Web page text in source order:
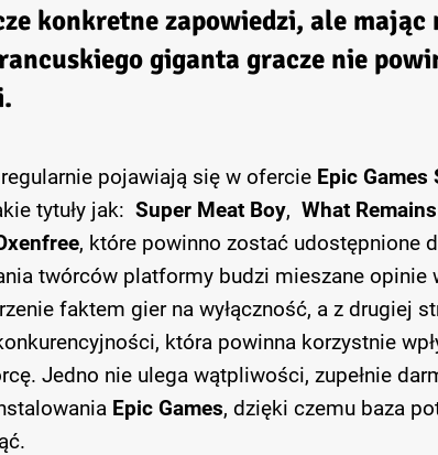
konkretne zapowiedzi, ale mając
giganta gracze nie
pojawiają się w ofercie Epic Games
tytuły jak: Super Meat Boy, What
, które powinno zostać udostępnione
twórców platformy budzi mieszane opinie
faktem gier na wyłączność, a z drugiej
która powinna korzystnie
Jedno nie ulega wątpliwości, zupełnie
Epic Games, dzięki czemu baza